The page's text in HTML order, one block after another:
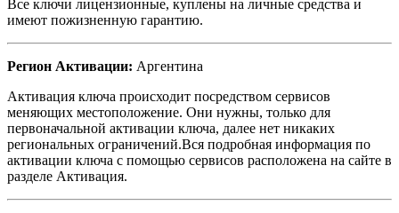
Все ключи лицензионные, куплены на личные средства и
имеют пожизненную гарантию.
Регион Активации: Аргентина
Активация ключа происходит посредством сервисов
меняющих местоположение. Они нужны, только для
первоначальной активации ключа, далее нет никаких
региональных ограничений.Вся подробная информация по
активации ключа с помощью сервисов расположена на сайте в
разделе Активация.